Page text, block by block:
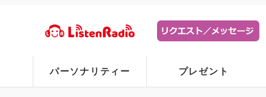
パーソナリティー プレゼント